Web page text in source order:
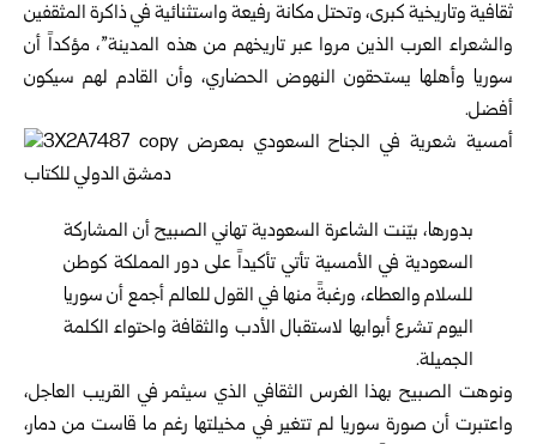
ثقافية وتاريخية كبرى، وتحتل مكانة رفيعة واستثنائية في ذاكرة المثقفين
والشعراء العرب الذين مروا عبر تاريخهم من هذه المدينة”، مؤكداً أن
سوريا وأهلها يستحقون النهوض الحضاري، وأن القادم لهم سيكون
أفضل.
بدورها، بيّنت الشاعرة السعودية تهاني الصبيح أن المشاركة
السعودية في الأمسية تأتي تأكيداً على دور المملكة كوطن
للسلام والعطاء، ورغبةً منها في القول للعالم أجمع أن سوريا
اليوم تشرع أبوابها لاستقبال الأدب والثقافة واحتواء الكلمة
الجميلة.
ونوهت الصبيح بهذا الغرس الثقافي الذي سيثمر في القريب العاجل،
واعتبرت أن صورة سوريا لم تتغير في مخيلتها رغم ما قاست من دمار،